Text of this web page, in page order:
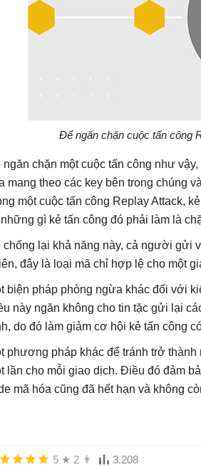
Để ngăn chặn cuộc tấn công
chặn một cuộc tấn công như vậy,
mang theo các key bên trong chúng
một cuộc tấn công Replay Attack,
gì kẻ tấn công đó phải làm là
lại khả năng này, cả người gửi
đây là loại mã chỉ hợp lệ cho một
biện pháp phòng ngừa khác đối với
này ngăn không cho tin tặc gửi lại
do đó làm giảm cơ hội kẻ tấn công
phương pháp khác để tránh trở
lần cho mỗi giao dịch. Điều đó đảm
mã hóa cũng đã hết hạn và không
5 ★ 2 👨 3.208